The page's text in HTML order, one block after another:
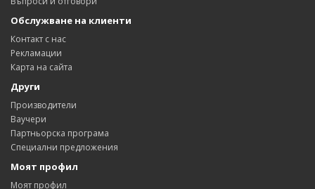
Обслужване на клиенти
Контакт с нас
Рекламации
Карта на сайта
Други
Производители
Ваучери
Партньорска програма
Специални предложения
Моят профил
Моят профил